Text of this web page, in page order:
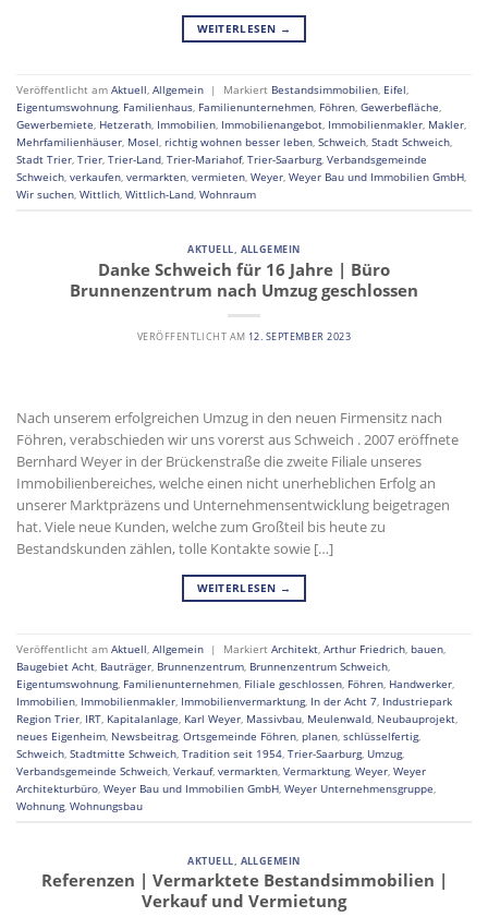
WEITERLESEN →
Veröffentlicht am Aktuell, Allgemein | Markiert Bestandsimmobilien, Eifel,
Eigentumswohnung, Familienhaus, Familienunternehmen, Föhren, Gewerbefläche,
Gewerbemiete, Hetzerath, Immobilien, Immobilienangebot, Immobilienmakler, Makler,
Mehrfamilienhäuser, Mosel, richtig wohnen besser leben, Schweich, Stadt Schweich,
Stadt Trier, Trier, Trier-Land, Trier-Mariahof, Trier-Saarburg, Verbandsgemeinde
Schweich, verkaufen, vermarkten, vermieten, Weyer, Weyer Bau und Immobilien GmbH,
Wir suchen, Wittlich, Wittlich-Land, Wohnraum
AKTUELL, ALLGEMEIN
Danke Schweich für 16 Jahre | Büro
Brunnenzentrum nach Umzug geschlossen
VERÖFFENTLICHT AM 12. SEPTEMBER 2023
Nach unserem erfolgreichen Umzug in den neuen Firmensitz nach
Föhren, verabschieden wir uns vorerst aus Schweich . 2007 eröffnete
Bernhard Weyer in der Brückenstraße die zweite Filiale unseres
Immobilienbereiches, welche einen nicht unerheblichen Erfolg an
unserer Marktpräzens und Unternehmensentwicklung beigetragen
hat. Viele neue Kunden, welche zum Großteil bis heute zu
Bestandskunden zählen, tolle Kontakte sowie […]
WEITERLESEN →
Veröffentlicht am Aktuell, Allgemein | Markiert Architekt, Arthur Friedrich, bauen,
Baugebiet Acht, Bauträger, Brunnenzentrum, Brunnenzentrum Schweich,
Eigentumswohnung, Familienunternehmen, Filiale geschlossen, Föhren, Handwerker,
Immobilien, Immobilienmakler, Immobilienvermarktung, In der Acht 7, Industriepark
Region Trier, IRT, Kapitalanlage, Karl Weyer, Massivbau, Meulenwald, Neubauprojekt,
neues Eigenheim, Newsbeitrag, Ortsgemeinde Föhren, planen, schlüsselfertig,
Schweich, Stadtmitte Schweich, Tradition seit 1954, Trier-Saarburg, Umzug,
Verbandsgemeinde Schweich, Verkauf, vermarkten, Vermarktung, Weyer, Weyer
Architekturbüro, Weyer Bau und Immobilien GmbH, Weyer Unternehmensgruppe,
Wohnung, Wohnungsbau
AKTUELL, ALLGEMEIN
Referenzen | Vermarktete Bestandsimmobilien |
Verkauf und Vermietung